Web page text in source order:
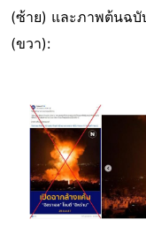
(ซ้าย) และภาพต้นฉ
(ขวา):
Image